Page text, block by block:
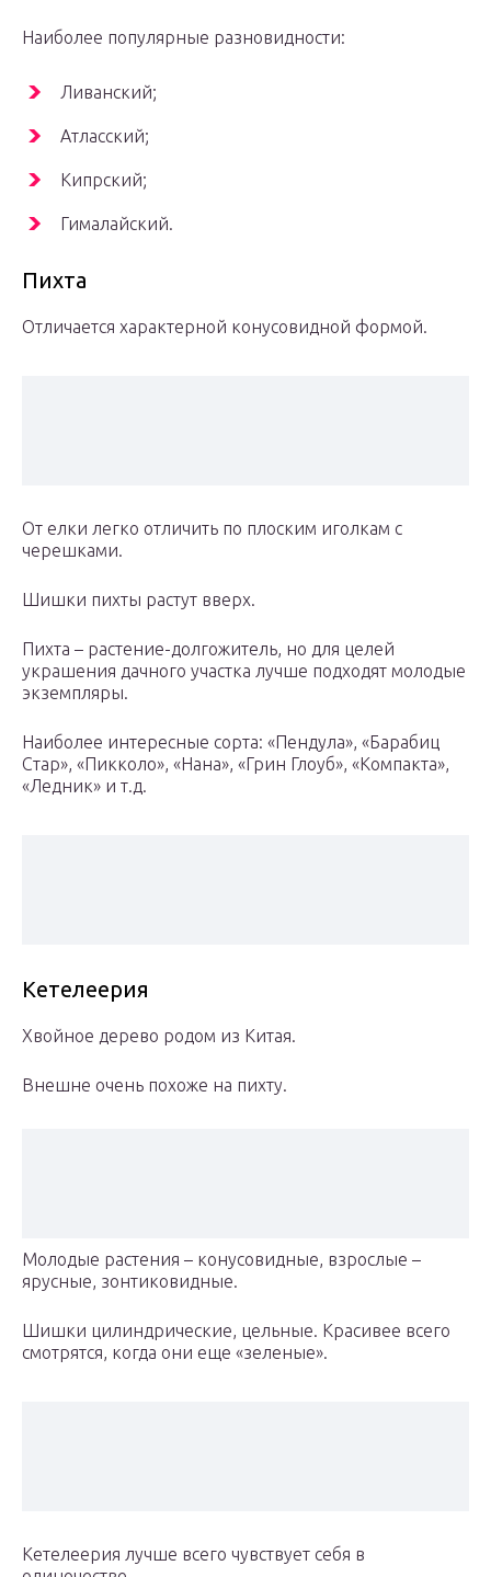
Наиболее популярные разновидности:
Ливанский;
Атласский;
Кипрский;
Гималайский.
Пихта
Отличается характерной конусовидной формой.
От елки легко отличить по плоским иголкам с
черешками.
Шишки пихты растут вверх.
Пихта – растение-долгожитель, но для целей
украшения дачного участка лучше подходят молодые
экземпляры.
Наиболее интересные сорта: «Пендула», «Барабиц
Стар», «Пикколо», «Нана», «Грин Глоуб», «Компакта»,
«Ледник» и т.д.
Кетелеерия
Хвойное дерево родом из Китая.
Внешне очень похоже на пихту.
Молодые растения – конусовидные, взрослые –
ярусные, зонтиковидные.
Шишки цилиндрические, цельные. Красивее всего
смотрятся, когда они еще «зеленые».
Кетелеерия лучше всего чувствует себя в